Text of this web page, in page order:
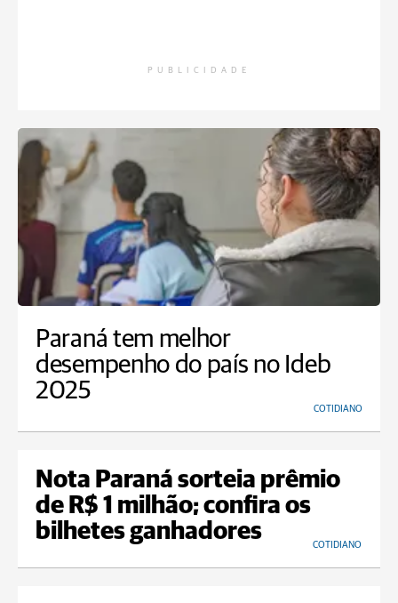
PUBLICIDADE
Paraná tem melhor
desempenho do país no Ideb
2025
COTIDIANO
Nota Paraná sorteia prêmio
de R$ 1 milhão; confira os
bilhetes ganhadores
COTIDIANO